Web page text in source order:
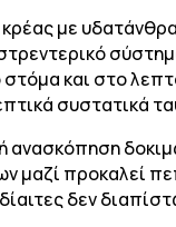
με
και στο
συστατικά
ανασκόπηση
μαζί προκαλεί
δεν